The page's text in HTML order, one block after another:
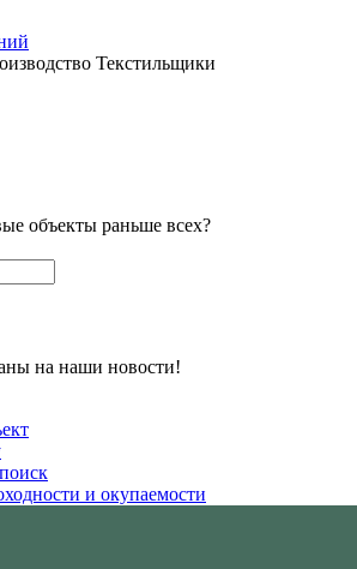
Текстильщики
объекты раньше всех?
на наши новости!
и окупаемости